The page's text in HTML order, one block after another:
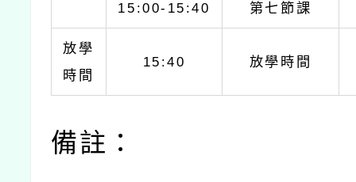
15:00-15:40 第七節課
放學
時間
15:40 放學時間
備註：